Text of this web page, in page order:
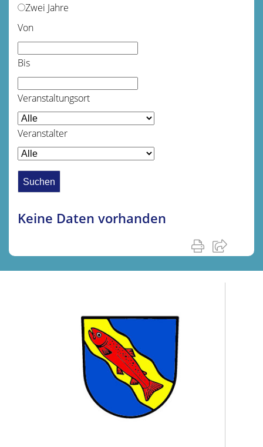
Zwei Jahre
Von
Bis
Veranstaltungsort
Veranstalter
Keine Daten vorhanden